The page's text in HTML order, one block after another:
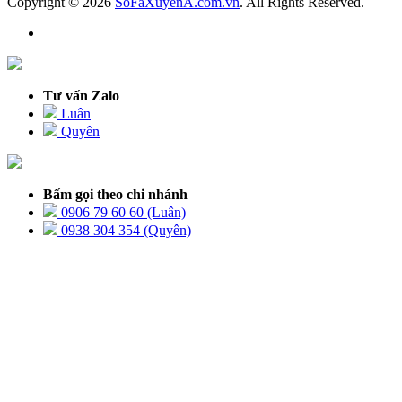
Tư vấn Zalo
Luân
Quyên
Bấm gọi theo chi nhánh
0906 79 60 60 (Luân)
0938 304 354 (Quyên)